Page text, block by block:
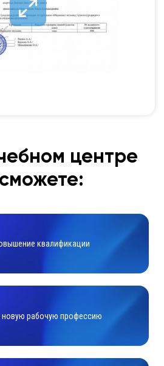
центре
квалификации
новую рабочую профессию